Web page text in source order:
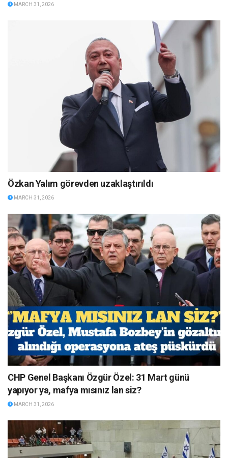
MARCH 31, 2026
Özkan Yalım görevden uzaklaştırıldı
MARCH 31, 2026
CHP Genel Başkanı Özgür Özel: 31 Mart günü
yapıyor ya, mafya mısınız lan siz?
MARCH 31, 2026